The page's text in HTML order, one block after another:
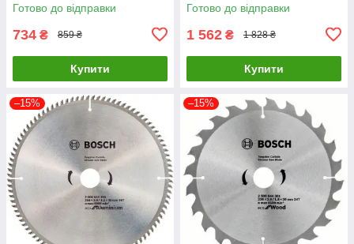
Готово до відправки
734 ₴ 859 ₴
Купити
Готово до відправки
1 562 ₴ 1 828 ₴
Купити
–15% –15%